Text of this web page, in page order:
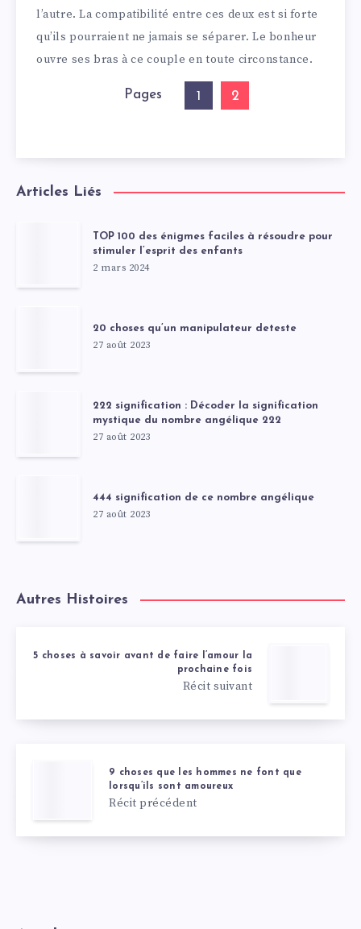
l’autre. La compatibilité entre ces deux est si forte
qu’ils pourraient ne jamais se séparer. Le bonheur
ouvre ses bras à ce couple en toute circonstance.
Pages 1 2
Articles Liés
TOP 100 des énigmes faciles à résoudre pour
stimuler l’esprit des enfants
2 mars 2024
20 choses qu’un manipulateur deteste
27 août 2023
222 signification : Décoder la signification
mystique du nombre angélique 222
27 août 2023
444 signification de ce nombre angélique
27 août 2023
Autres Histoires
5 choses à savoir avant de faire l’amour la
prochaine fois
Récit suivant
9 choses que les hommes ne font que
lorsqu’ils sont amoureux
Récit précédent